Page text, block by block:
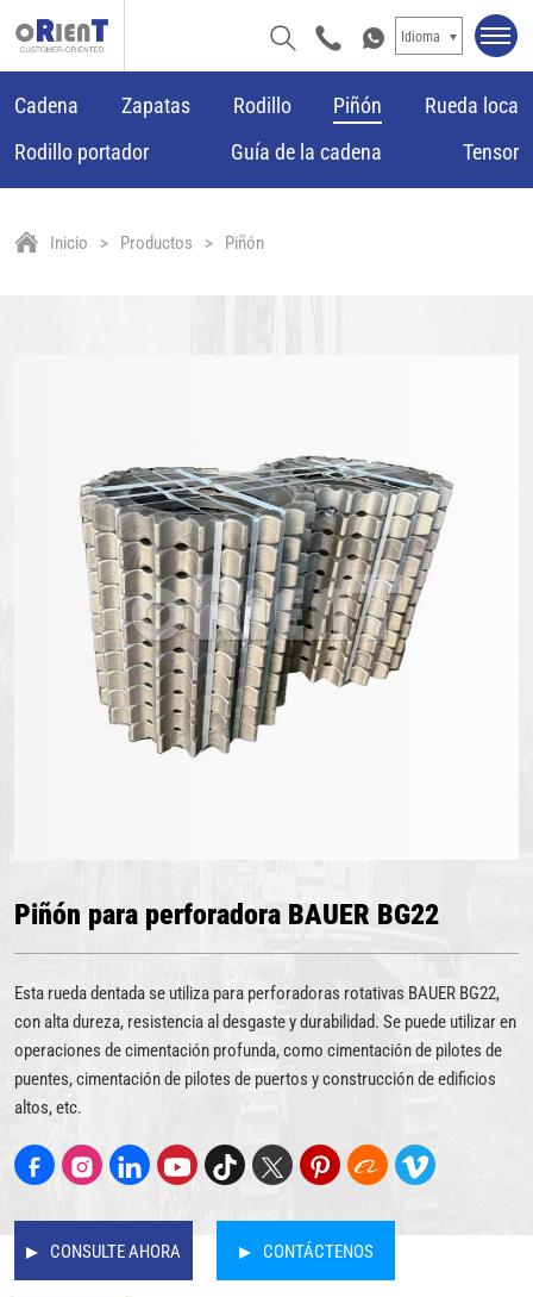
Idioma
Cadena Zapatas Rodillo Piñón
Rueda loca
Rodillo portador
Guía de la cadena Tensor
Inicio Productos Piñón
Piñón para perforadora BAUER BG22
Esta rueda dentada se utiliza para perforadoras rotativas BAUER BG22,
con alta dureza, resistencia al desgaste y durabilidad. Se puede utilizar en
operaciones de cimentación profunda, como cimentación de pilotes de
puentes, cimentación de pilotes de puertos y construcción de edificios
altos, etc.
CONSULTE AHORA CONTÁCTENOS